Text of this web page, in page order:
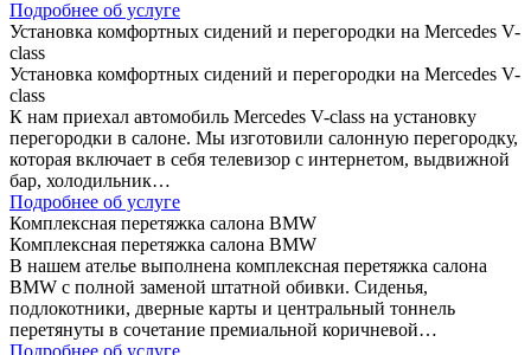
Подробнее об услуге
Установка комфортных сидений и перегородки на Mercedes V-
class
Установка комфортных сидений и перегородки на Mercedes V-
class
К нам приехал автомобиль Mercedes V-class на установку
перегородки в салоне. Мы изготовили салонную перегородку,
которая включает в себя телевизор с интернетом, выдвижной
бар, холодильник…
Подробнее об услуге
Комплексная перетяжка салона BMW
Комплексная перетяжка салона BMW
В нашем ателье выполнена комплексная перетяжка салона
BMW с полной заменой штатной обивки. Сиденья,
подлокотники, дверные карты и центральный тоннель
перетянуты в сочетание премиальной коричневой…